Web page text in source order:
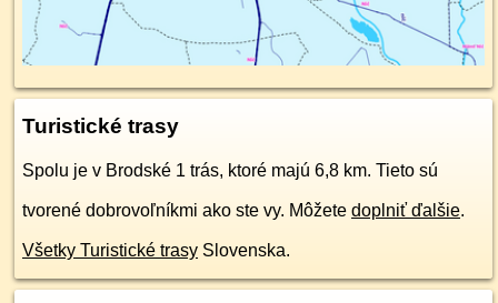
Turistické trasy
Spolu je v Brodské 1 trás, ktoré majú 6,8 km. Tieto sú
tvorené dobrovoľníkmi ako ste vy. Môžete doplniť ďalšie.
Všetky Turistické trasy Slovenska.